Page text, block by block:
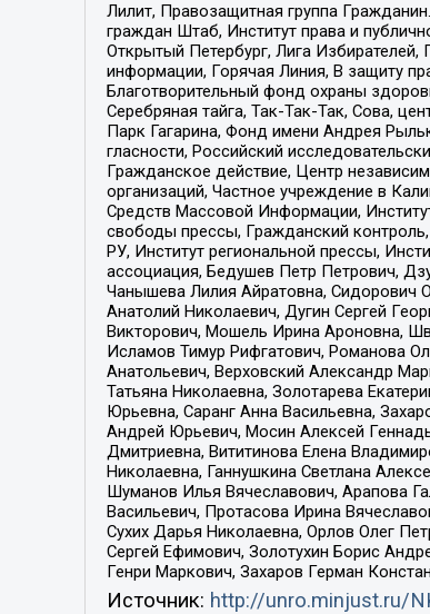
Лилит, Правозащитная группа
граждан Штаб, Институт права и
Открытый Петербург, Лига
информации, Горячая Линия, В защиту
Благотворительный фонд охраны
Серебряная тайга, Так-Так-Так, Сова,
Парк Гагарина, Фонд имени Андрея
гласности, Российский
Гражданское действие, Центр
организаций, Частное учреждение в
Средств Массовой Информации,
свободы прессы, Гражданский
РУ, Институт региональной прессы,
ассоциация, Бедушев Петр Петрович,
Чанышева Лилия Айратовна, Сидорович
Анатолий Николаевич, Дугин Сергей
Викторович, Мошель Ирина Ароновна,
Исламов Тимур Рифгатович, Романова
Анатольевич, Верховский Александр
Татьяна Николаевна, Золотарева
Юрьевна, Саранг Анна Васильевна,
Андрей Юрьевич, Мосин Алексей
Дмитриевна, Вититинова Елена
Николаевна, Ганнушкина Светлана
Шуманов Илья Вячеславович, Арапова
Васильевич, Протасова Ирина
Сухих Дарья Николаевна, Орлов Олег
Сергей Ефимович, Золотухин Борис
Генри Маркович, Захаров Герман
Источник: http://unro.minjust.ru/